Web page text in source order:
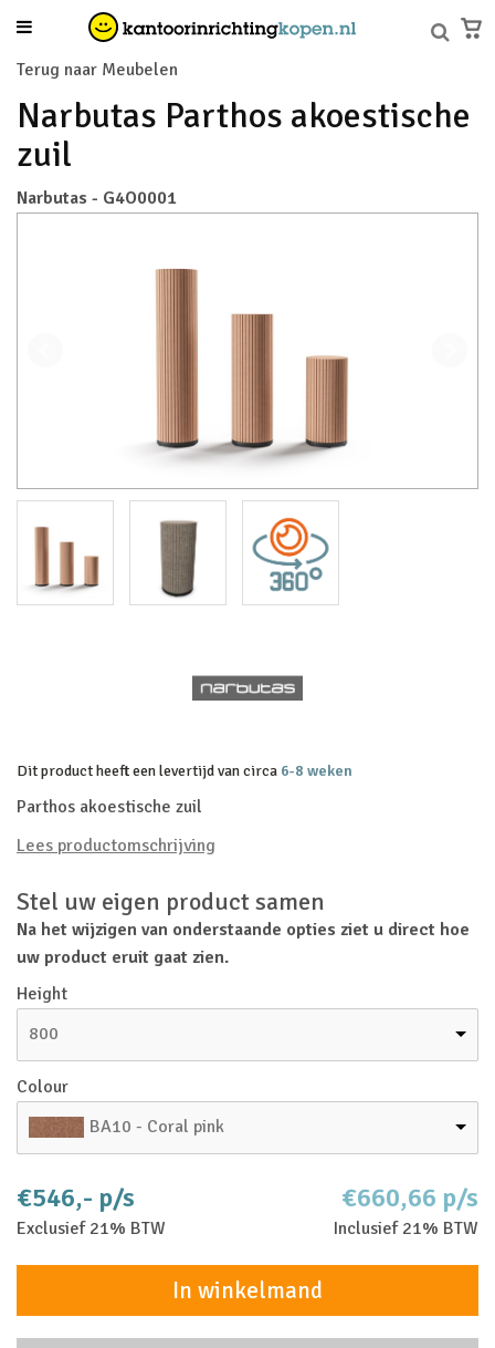
Terug naar Meubelen
Narbutas Parthos akoestische
zuil
Narbutas - G4O0001
Dit product heeft een levertijd van circa 6-8 weken
Parthos akoestische zuil
Lees productomschrijving
Stel uw eigen product samen
Na het wijzigen van onderstaande opties ziet u direct hoe
uw product eruit gaat zien.
Height
800
Colour
BA10 - Coral pink
€546,- p/s
Exclusief 21% BTW
€660,66 p/s
Inclusief 21% BTW
In winkelmand